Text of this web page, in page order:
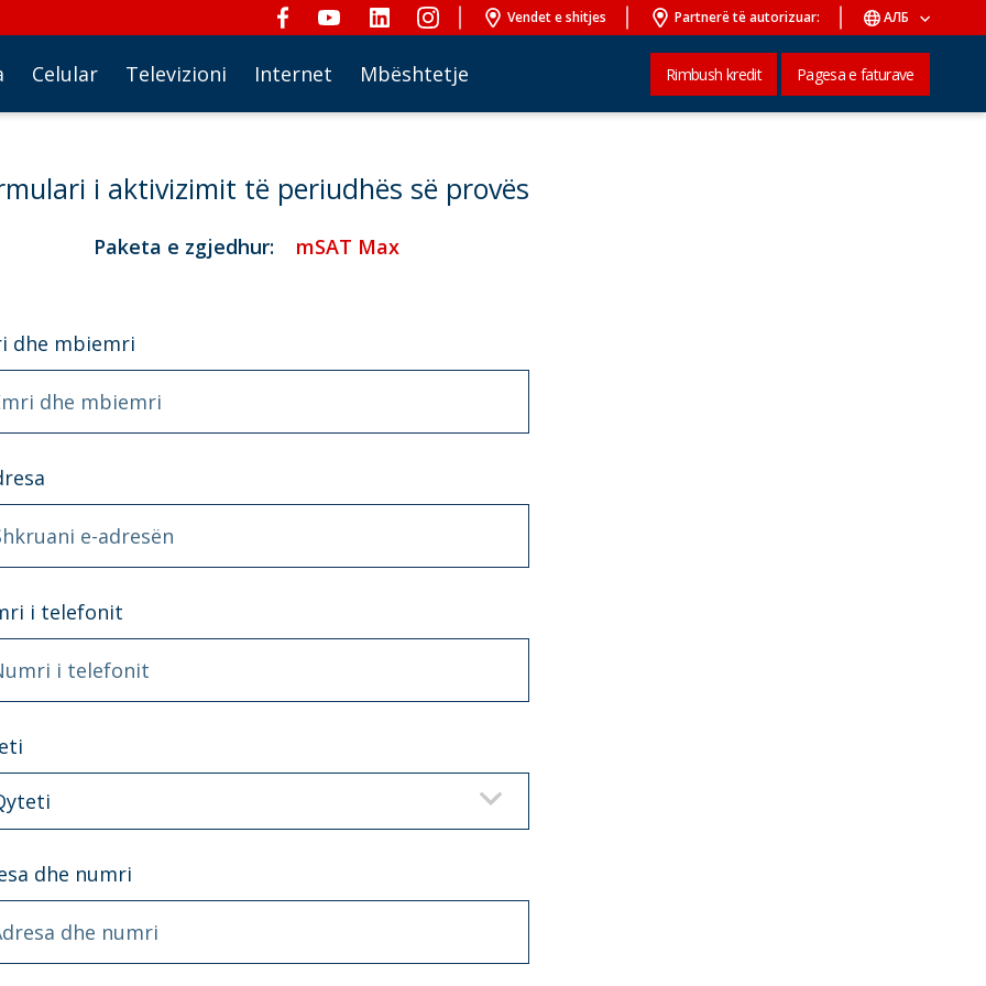
Vendet e shitjes Partnerë të autorizuar: АЛБ
Celular Televizioni Internet Mbështetje Rimbush kredit Pagesa e faturave
i aktivizimit të periudhës së provës
Paketa e zgjedhur: mSAT Max
dhe mbiemri
dhe mbiemri
i telefonit
i telefonit
dhe numri
dhe numri